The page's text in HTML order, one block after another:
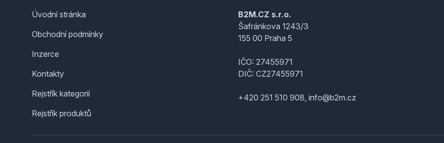
Úvodní stránka
Obchodní podmínky
Inzerce
Kontakty
Rejstřík kategorií
Rejstřík produktů
B2M.CZ s.r.o.
Šafránkova 1243/3
155 00 Praha 5
IČO: 27455971
DIČ: CZ27455971
+420 251 510 908, info@b2m.cz